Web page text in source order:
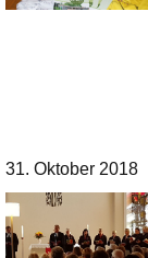
31. Oktober 2018